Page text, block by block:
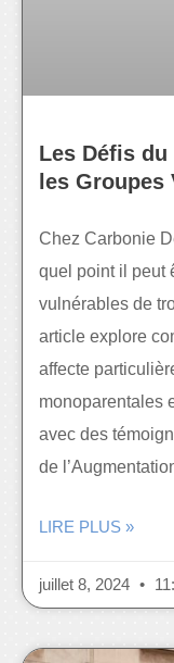
Les Défis
les Groupes
Chez Carbonie
quel point il peut
vulnérables de
article explore
affecte
monoparentales
avec des
de
LIRE PLUS »
juillet 8, 2024